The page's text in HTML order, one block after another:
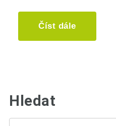
Číst dále
Hledat